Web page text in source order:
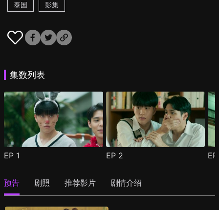
泰国 影集
集数列表
EP 1 EP 2
预告 剧照 推荐影片 剧情介绍